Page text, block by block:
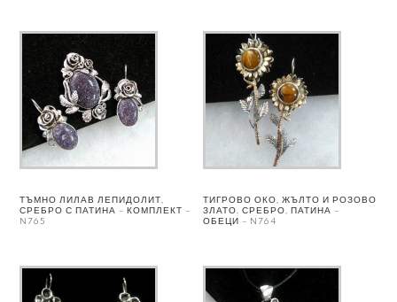
ТЪМНО ЛИЛАВ ЛЕПИДОЛИТ,
СРЕБРО С ПАТИНА – КОМПЛЕКТ –
N765
ТИГРОВО ОКО, ЖЪЛТО И РОЗОВО
ЗЛАТО, СРЕБРО, ПАТИНА –
ОБЕЦИ – N764